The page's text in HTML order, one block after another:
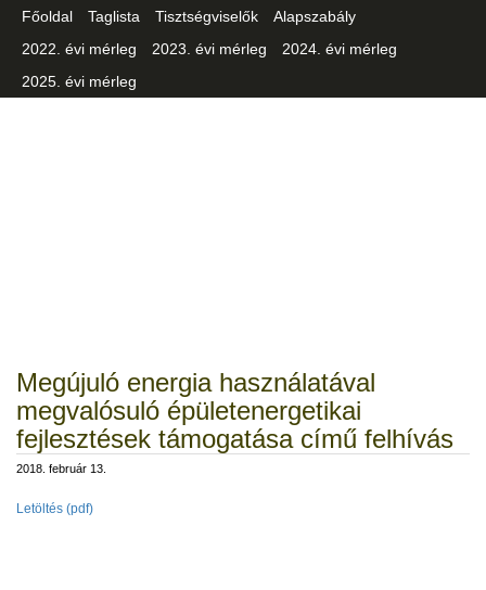
Főoldal Taglista Tisztségviselők
Alapszabály
2022. évi mérleg
2023. évi mérleg
2024. évi mérleg
2025. évi mérleg
Megújuló energia használatával
megvalósuló épületenergetikai
fejlesztések támogatása című felhívás
2018. február 13.
Letöltés (pdf)